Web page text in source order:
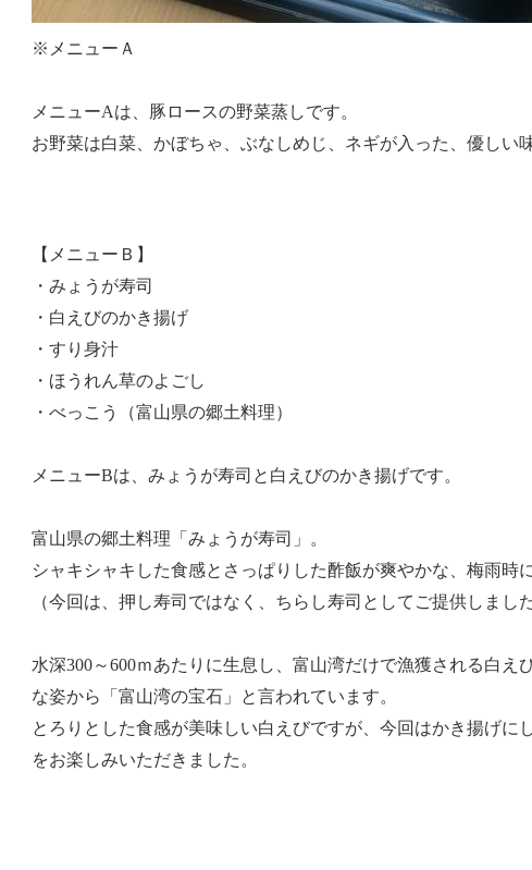
※メニューＡ
メニューAは、豚ロースの野菜蒸しです。
お野菜は白菜、かぼちゃ、ぶなしめじ、ネギが入った、優しい
【メニューＢ】
・みょうが寿司
・白えびのかき揚げ
・すり身汁
・ほうれん草のよごし
・べっこう（富山県の郷土料理）
メニューBは、みょうが寿司と白えびのかき揚げです。
富山県の郷土料理「みょうが寿司」。
シャキシャキした食感とさっぱりした酢飯が爽やかな、梅雨時
（今回は、押し寿司ではなく、ちらし寿司としてご提供しました
水深300～600ｍあたりに生息し、富山湾だけで漁獲される白え
な姿から「富山湾の宝石」と言われています。
とろりとした食感が美味しい白えびですが、今回はかき揚げに
をお楽しみいただきました。